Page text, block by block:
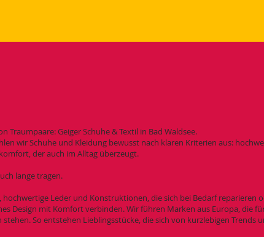
Traumpaare: Geiger Schuhe & Textil in Bad Waldsee.
wir Schuhe und Kleidung bewusst nach klaren Kriterien aus:
der auch im Alltag überzeugt.
lange tragen.
Leder und Konstruktionen, die sich bei Bedarf reparieren
Design mit Komfort verbinden. Wir führen Marken aus Europa, die
So entstehen Lieblingsstücke, die sich von kurzlebigen Trends